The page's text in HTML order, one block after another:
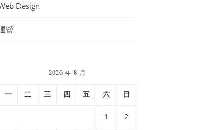
Design
營
2026 年 8 月
一 二 三 四 五 六 日
1 2